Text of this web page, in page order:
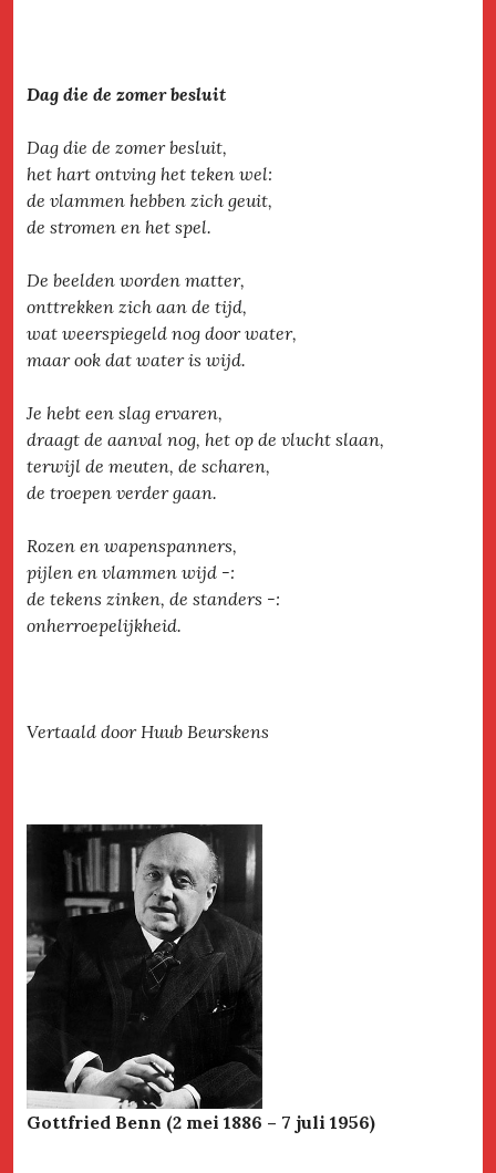
Dag die de zomer besluit
Dag die de zomer besluit,
het hart ontving het teken wel:
de vlammen hebben zich geuit,
de stromen en het spel.
De beelden worden matter,
onttrekken zich aan de tijd,
wat weerspiegeld nog door water,
maar ook dat water is wijd.
Je hebt een slag ervaren,
draagt de aanval nog, het op de vlucht slaan,
terwijl de meuten, de scharen,
de troepen verder gaan.
Rozen en wapenspanners,
pijlen en vlammen wijd -:
de tekens zinken, de standers -:
onherroepelijkheid.
Vertaald door Huub Beurskens
Gottfried Benn (2 mei 1886 – 7 juli 1956)